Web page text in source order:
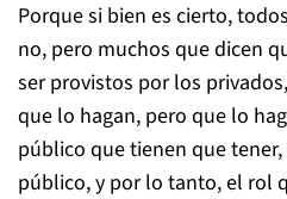
Porque si bien es cierto,
no, pero muchos que dicen
ser provistos por los
que lo hagan, pero que lo
público que tienen que
público, y por lo tanto, el rol